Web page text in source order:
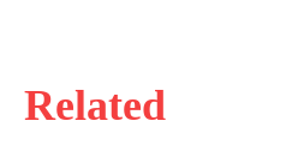
Related